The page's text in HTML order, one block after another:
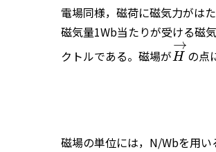
電場同様，磁荷に磁気力がは
磁気量1Wb当たりが受ける磁
クトルである。磁場がH
→
の点
磁場の単位には，N/Wbを用